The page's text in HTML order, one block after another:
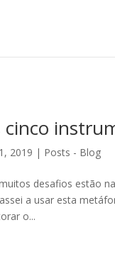
cinco
2019 | Posts - Blog
desafios estão
a usar esta
o...